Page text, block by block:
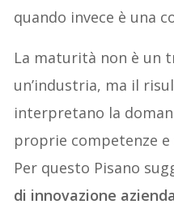
quando invece è una
La maturità non è un
un’industria, ma il
interpretano la
proprie competenze
Per questo Pisano
di innovazione